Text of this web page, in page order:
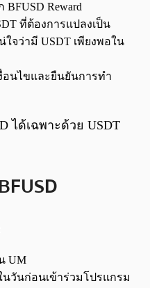
BFUSD Reward
ที่ต้องการแปลงเป็น
จว่ามี USDT เพียงพอใน
อนไขและยืนยันการทำ
ได้เฉพาะด้วย USDT
UM
นวันก่อนเข้าร่วมโปรแกรม